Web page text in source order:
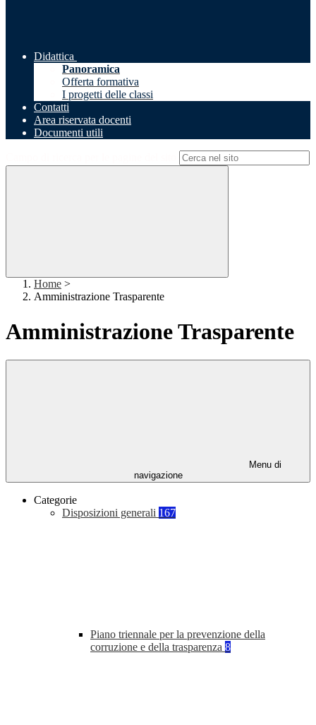
Didattica
Panoramica
Offerta formativa
I progetti delle classi
Contatti
Area riservata docenti
Documenti utili
Home >
Amministrazione Trasparente
Amministrazione Trasparente
Menu di
navigazione
Categorie
Disposizioni generali 167
Piano triennale per la prevenzione della
corruzione e della trasparenza 8